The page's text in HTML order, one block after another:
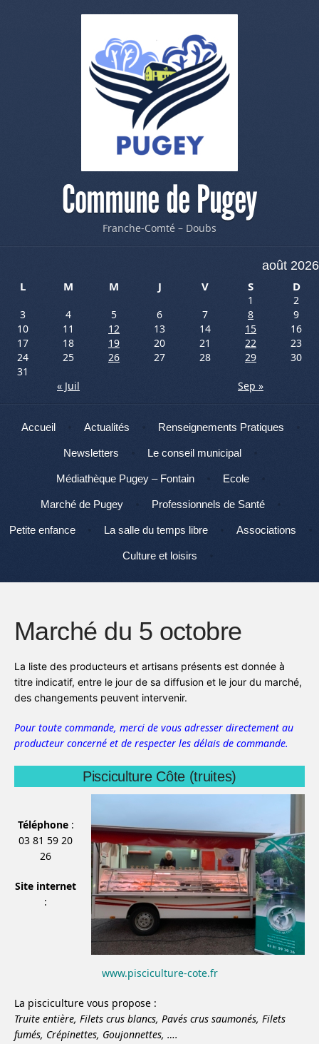
Commune de Pugey
Franche-Comté – Doubs
août 2026
L
M M J V S D
1
2
3
4 5 6 7 8
9
10
11 12 13 14 15
16
17
18 19 20 21 22
23
24
25 26 27 28 29
30
31
« Juil
Sep »
Menu
Aller au contenu
Accueil Actualités Renseignements Pratiques
Newsletters Le conseil municipal
Médiathèque Pugey – Fontain Ecole
Marché de Pugey Professionnels de Santé
Petite enfance La salle du temps libre Associations
Culture et loisirs
Marché du 5 octobre
La liste des producteurs et artisans présents est donnée à
titre indicatif, entre le jour de sa diffusion et le jour du marché,
des changements peuvent intervenir.
Pour toute commande, merci de vous adresser directement au
producteur concerné et de respecter les délais de commande.
Pisciculture Côte (truites)
Téléphone:
03 81 59 20
26
Site internet
:
www.pisciculture-cote.fr
La pisciculture vous propose :
Truite entière, Filets crus blancs, Pavés crus saumonés, Filets
fumés, Crépinettes, Goujonnettes, ….